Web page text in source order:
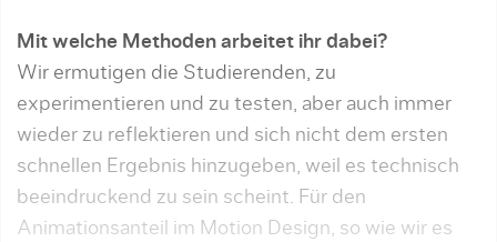
Mit welche Methoden arbeitet ihr dabei?
Wir ermutigen die Studierenden, zu
experimentieren und zu testen, aber auch immer
wieder zu reflektieren und sich nicht dem ersten
schnellen Ergebnis hinzugeben, weil es technisch
beeindruckend zu sein scheint. Für den
Animationsanteil im Motion Design, so wie wir es